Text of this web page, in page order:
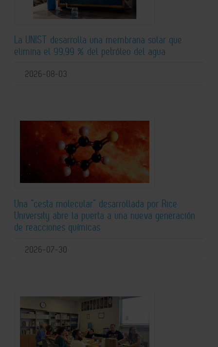
La UNIST desarrolla una membrana solar que
elimina el 99,99 % del petróleo del agua
2026-08-03
Una “cesta molecular” desarrollada por Rice
University abre la puerta a una nueva generación
de reacciones químicas
2026-07-30